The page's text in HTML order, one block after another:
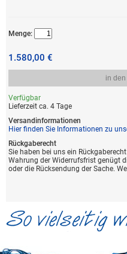
Menge:
1.580,00 €
in
Verfügbar
Lieferzeit ca. 4 Tage
Versandinformationen
Hier finden Sie Informationen zu
Rückgaberecht
Sie haben bei uns ein
Wahrung der Widerrufsfrist genügt
oder die Rücksendung der Sache.